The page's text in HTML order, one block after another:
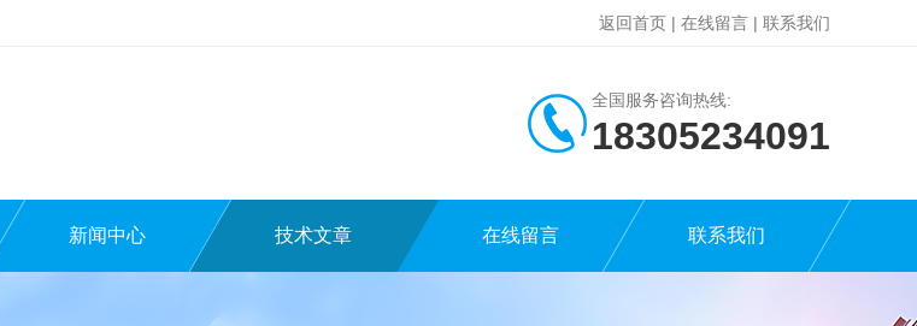
返回首页 | 在线留言 | 联系我们
全国服务咨询热线:
18305234091
新闻中心 技术文章 在线留言 联系我们